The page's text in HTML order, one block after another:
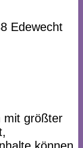
Edewecht
mit größter